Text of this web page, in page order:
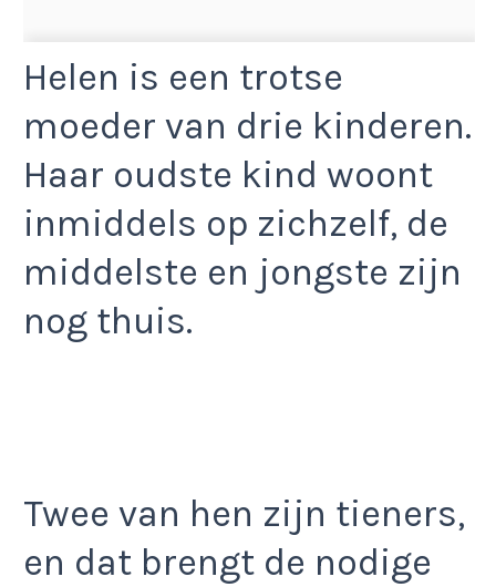
Helen is een trotse
moeder van drie kinderen.
Haar oudste kind woont
inmiddels op zichzelf, de
middelste en jongste zijn
nog thuis.
Twee van hen zijn tieners,
en dat brengt de nodige